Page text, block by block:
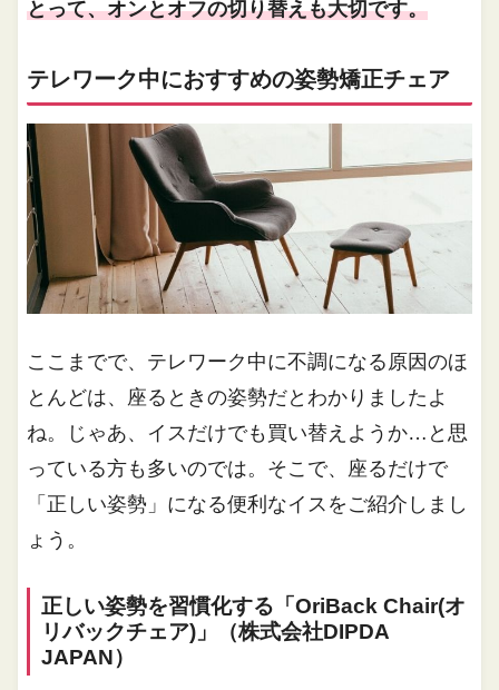
とって、オンとオフの切り替えも大切です。
テレワーク中におすすめの姿勢矯正チェア
ここまでで、テレワーク中に不調になる原因のほ
とんどは、座るときの姿勢だとわかりましたよ
ね。じゃあ、イスだけでも買い替えようか…と思
っている方も多いのでは。そこで、座るだけで
「正しい姿勢」になる便利なイスをご紹介しまし
ょう。
正しい姿勢を習慣化する「OriBack Chair(オ
リバックチェア)」（株式会社DIPDA
JAPAN）